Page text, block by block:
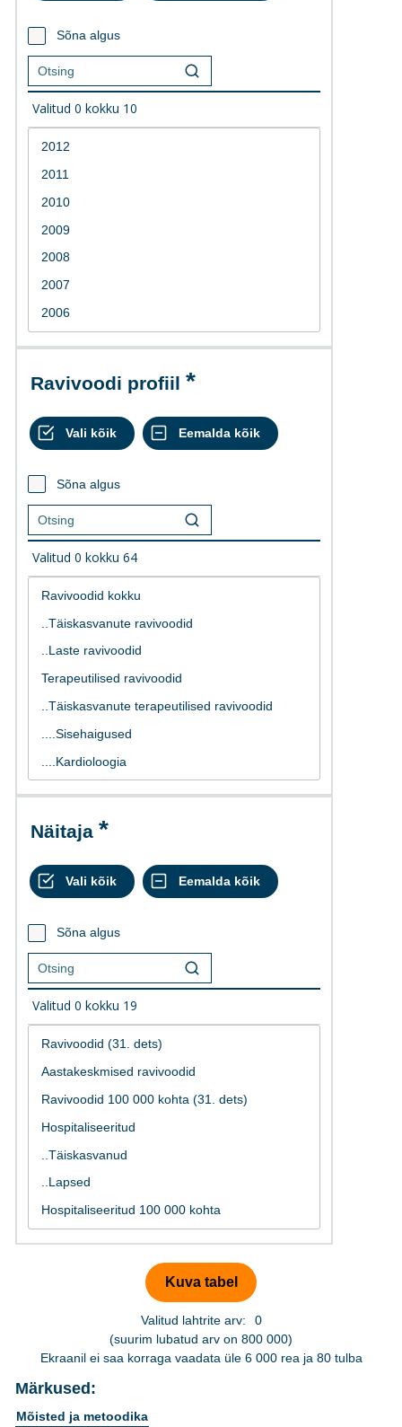
Sõna algus
Valitud 0 kokku 10
Ravivoodi profiil
Sõna algus
Valitud 0 kokku 64
Näitaja
Sõna algus
Valitud 0 kokku 19
Valitud lahtrite arv:
0
(suurim lubatud arv on 800 000)
Ekraanil ei saa korraga vaadata üle 6 000 rea ja 80 tulba
Märkused:
Mõisted ja metoodika